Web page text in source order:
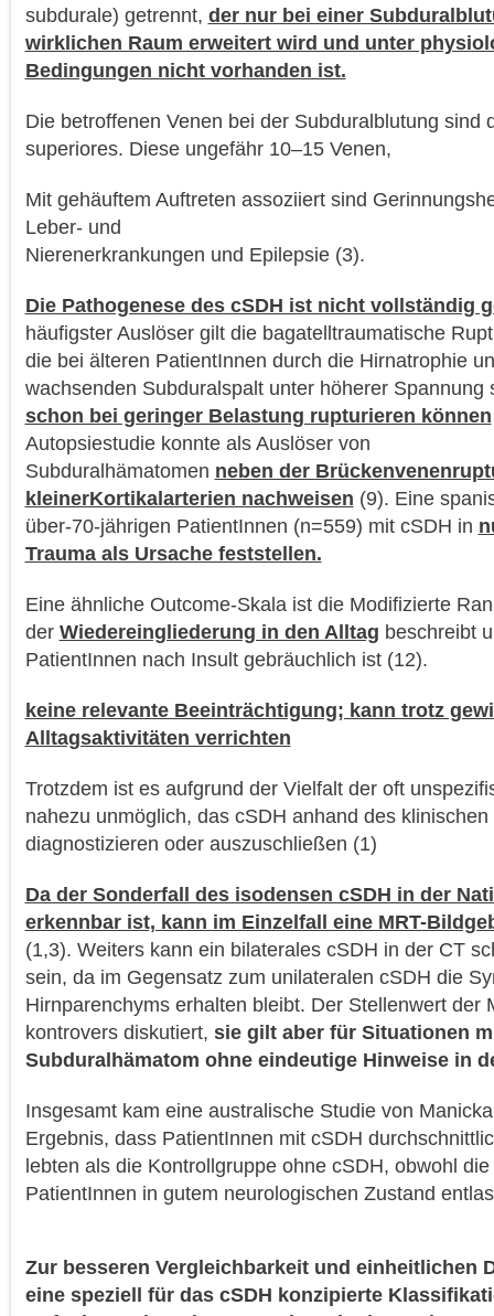
subdurale) getrennt, der nur bei einer
wirklichen Raum erweitert wird und unter
Bedingungen nicht vorhanden ist.
Die betroffenen Venen bei der Subduralblutung sind
superiores. Diese ungefähr 10–15 Venen,
Mit gehäuftem Auftreten assoziiert sind
Leber- und
Nierenerkrankungen und Epilepsie (3).
Die Pathogenese des cSDH ist nicht vollständig
häufigster Auslöser gilt die bagatelltraumatische
die bei älteren PatientInnen durch die Hirnatrophie
wachsenden Subduralspalt unter höherer
schon bei geringer Belastung rupturieren können
Autopsiestudie konnte als Auslöser von
Subduralhämatomen neben der
kleinerKortikalarterien nachweisen (9). Eine
über-70-jährigen PatientInnen (n=559) mit cSDH in
Trauma als Ursache feststellen.
Eine ähnliche Outcome-Skala ist die Modifizierte
der Wiedereingliederung in den Alltag beschreibt
PatientInnen nach Insult gebräuchlich ist (12).
keine relevante Beeinträchtigung; kann trotz
Alltagsaktivitäten verrichten
Trotzdem ist es aufgrund der Vielfalt der oft
nahezu unmöglich, das cSDH anhand des
diagnostizieren oder auszuschließen (1)
Da der Sonderfall des isodensen cSDH in der
erkennbar ist, kann im Einzelfall eine MRT-
(1,3). Weiters kann ein bilaterales cSDH in der CT
sein, da im Gegensatz zum unilateralen cSDH die
Hirnparenchyms erhalten bleibt. Der Stellenwert der
kontrovers diskutiert, sie gilt aber für Situationen
Subduralhämatom ohne eindeutige Hinweise in
Insgesamt kam eine australische Studie von
Ergebnis, dass PatientInnen mit cSDH
lebten als die Kontrollgruppe ohne cSDH, obwohl
PatientInnen in gutem neurologischen Zustand
Zur besseren Vergleichbarkeit und einheitlichen
eine speziell für das cSDH konzipierte